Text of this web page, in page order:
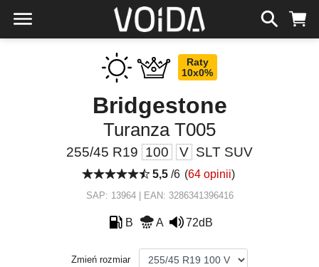
Raty
10x0%
Bridgestone
Turanza T005
255/45 R19 100 V SLT SUV
5,5/6 (64 opinii)
SAP: 13964 | EAN: 3286341396416
B A 72dB
Zmień rozmiar